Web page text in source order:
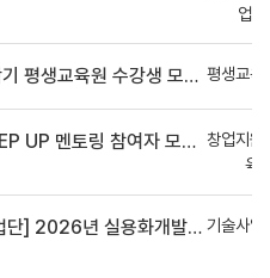
업
생교육원 수강생 모집안내 평생교육
멘토링 참여자 모집(~7월 29일)
창업지원
육
화개발 지원(Grant) 과제 공고_~8/14(금)까지
기술사업